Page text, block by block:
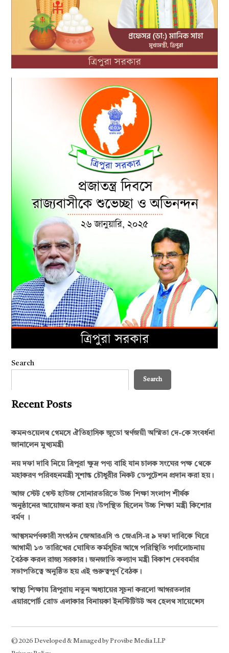
Search
Search
Recent Posts
কমনওয়েলথ গেমসে ঐতিহাসিক জুডো স্বর্ণজয়ী অস্মিতা দে-কে সংবর্ধনা
জানালেন মুখ্যমন্ত্রী
নয় দফা দাবি নিয়ে ত্রিপুরা ক্ষুদ্র পণ্য বাহি যান চালক সংঘের পক্ষ থেকে
মহাকরণ পরিবহনমন্ত্রী সুশান্ত চৌধুরীর নিকট ডেপুটেশন প্রদান করা হয়।
আজ স্টেট গেস্ট হাউজ সোনারতরিতে উচ্চ শিক্ষা সংলাপ শীর্ষক
অনুষ্ঠানের আয়োজন করা হয়।উপস্থিত ছিলেন উচ্চ শিক্ষা মন্ত্রী কিশোর
বর্মণ ।
আত্মসমর্পণকারী সংগঠন জেআরএসি ও জেএসি-র ৯ দফা দাবিকে ঘিরে
আগামী ১৩ তারিখের ঘোষিত কর্মসূচির আগে পরিস্থিতি পর্যালোচনায়
বৈঠক করল রাজ্য সরকার। জনজাতি কল্যাণ মন্ত্রী বিকাশ দেববর্মার
সভাপতিত্বে অনুষ্ঠিত হয় এই গুরুত্বপূর্ণ বৈঠক।
স্বাস্থ্য শিক্ষায় ত্রিপুরায় নতুন অধ্যায়ের সূচনা করলো আগরতলার
এয়ারপোর্ট রোড এলাকার বিনায়কা ইনস্টিটিউট অব হেলথ সায়েন্সেস
© 2026 Developed & Managed by Provibe Media LLP